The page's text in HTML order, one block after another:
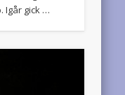
Igår gick …